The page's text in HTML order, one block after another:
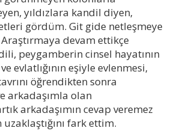
yıldızlara kandil diyen,
gördüm. Git gide netleşmeye
devam ettikçe
peygamberin cinsel hayatının
evlatlığının eşiyle evlenmesi,
öğrendikten sonra
arkadaşımla olan
arkadaşımın cevap veremez
fark ettim.